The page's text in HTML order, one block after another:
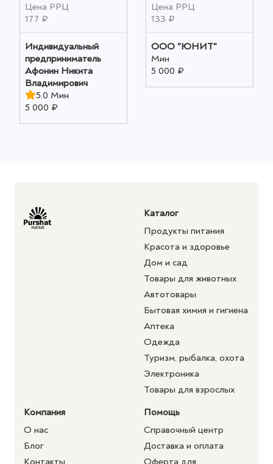
Цена РРЦ
177 ₽
Индивидуальный
предприниматель
Афонин Никита
Владимирович
5.0 Мин
5 000 ₽
Цена РРЦ
133 ₽
ООО "ЮНИТ"
Мин
5 000 ₽
Каталог
Продукты питания
Красота и здоровье
Дом и сад
Товары для животных
Автотовары
Бытовая химия и гигиена
Аптека
Одежда
Туризм, рыбалка, охота
Электроника
Товары для взрослых
Компания
О нас
Блог
Помощь
Справочный центр
Доставка и оплата